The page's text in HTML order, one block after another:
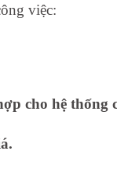
việc:
cho hệ thống